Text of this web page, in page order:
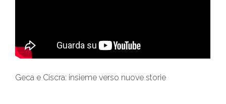
Geca e Ciscra: insieme verso nuove storie